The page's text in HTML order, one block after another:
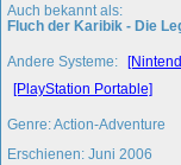
Auch bekannt als:
Fluch der Karibik - Die
Andere Systeme:
[PlayStation Portable]
Genre: Action-Adventure
Erschienen: Juni 2006